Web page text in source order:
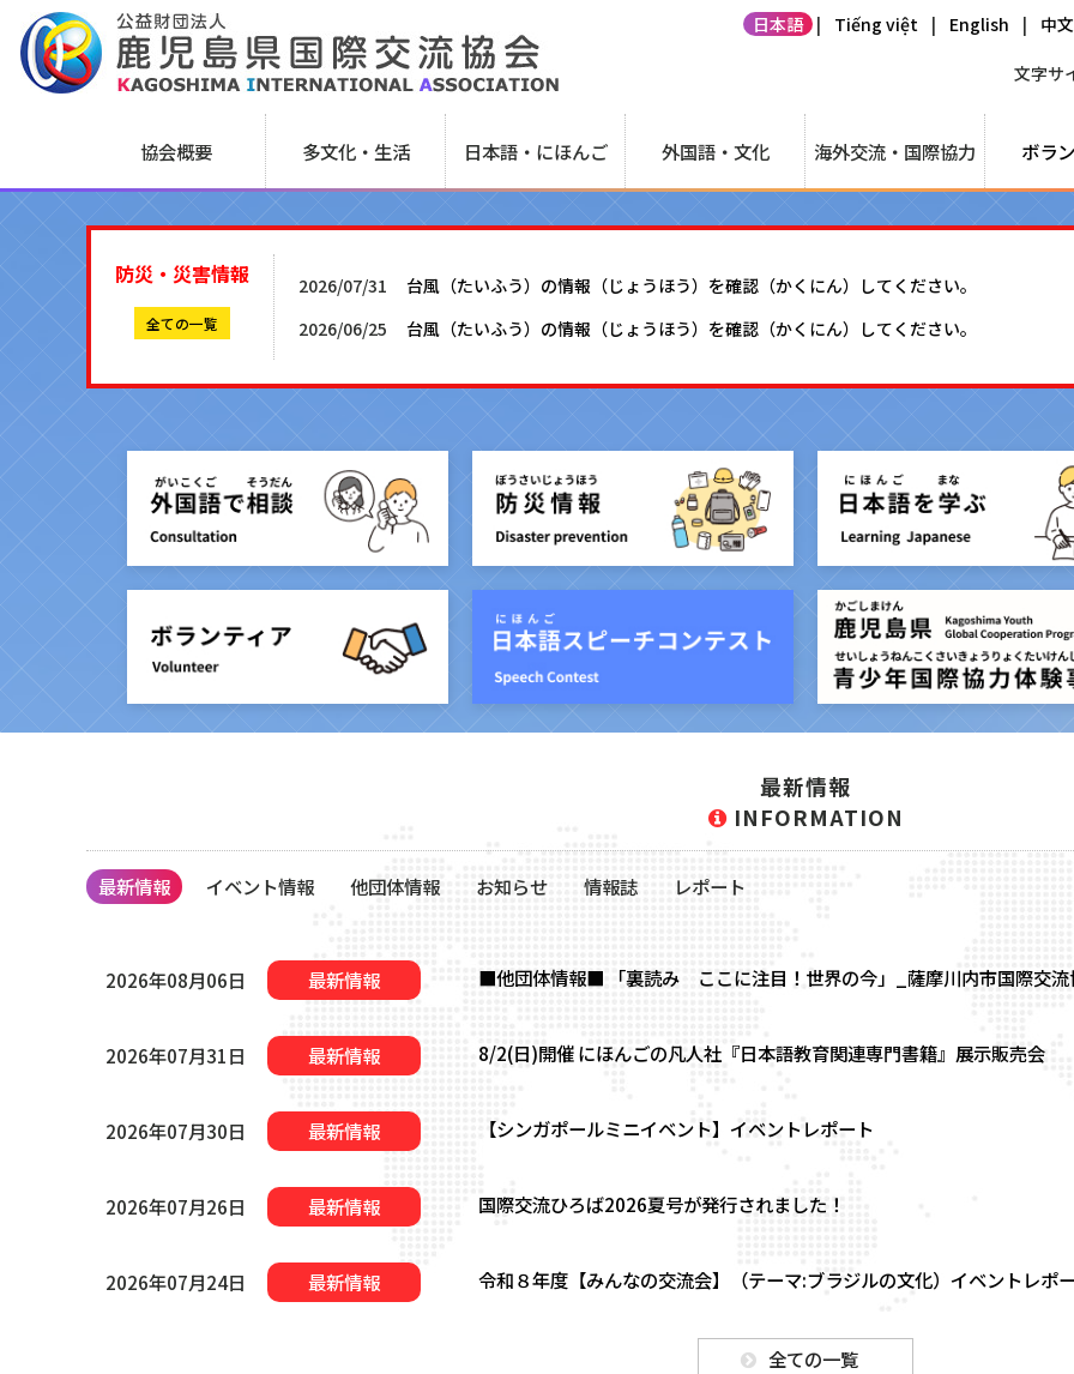
日本語 | Tiếng việt | English | 中文
文字サ
協会概要 多文化・生活 日本語・にほんご 外国語・文化 海外交流・国際協力 ボラ
防災・災害情報
全ての一覧
2026/07/31
台風（たいふう）の情報（じょうほう）を確認（かくにん）してください。
2026/06/25
台風（たいふう）の情報（じょうほう）を確認（かくにん）してください。
最新情報
INFORMATION
最新情報 イベント情報 他団体情報 お知らせ 情報誌 レポート
2026年08月06日 最新情報 ■他団体情報■ 「裏読み ここに注目！世界の今」_薩摩川内市国際交流
2026年07月31日 最新情報 8/2(日)開催 にほんごの凡人社『日本語教育関連専門書籍』展示販売会
2026年07月30日 最新情報 【シンガポールミニイベント】イベントレポート
2026年07月26日 最新情報 国際交流ひろば2026夏号が発行されました！
2026年07月24日 最新情報 令和８年度【みんなの交流会】（テーマ:ブラジルの文化）イベントレポ
全ての一覧